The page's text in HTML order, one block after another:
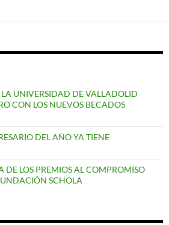
LA UNIVERSIDAD DE VALLADOLID
CON LOS NUEVOS BECADOS
DEL AÑO YA TIENE
DE LOS PREMIOS AL COMPROMISO
SCHOLA